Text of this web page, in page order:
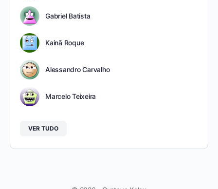
Gabriel Batista
Kainã Roque
Alessandro Carvalho
Marcelo Teixeira
VER TUDO